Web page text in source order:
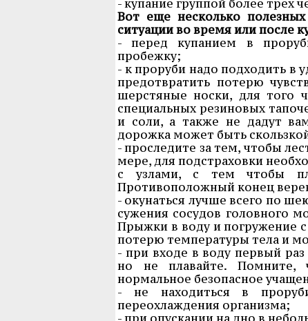
- купание группой более трех
Вот еще несколько
ситуации во время или после
- перед купанием в
пробежку;
- к проруби надо подходить в
предотвратить потерю
шерстяные носки, для того
специальных резиновых
и соли, а также не дадут
дорожка может быть
- проследите за тем, чтобы
мере, для подстраховки
с узлами, с тем чтобы
Противоположный конец
- окунаться лучше всего по
сужения сосудов головного
Прыжки в воду и погружение с
потерю температуры тела и
- при входе в воду первый
но не плавайте. Помните,
нормальное безопасное
- не находиться в
переохлаждения организма;